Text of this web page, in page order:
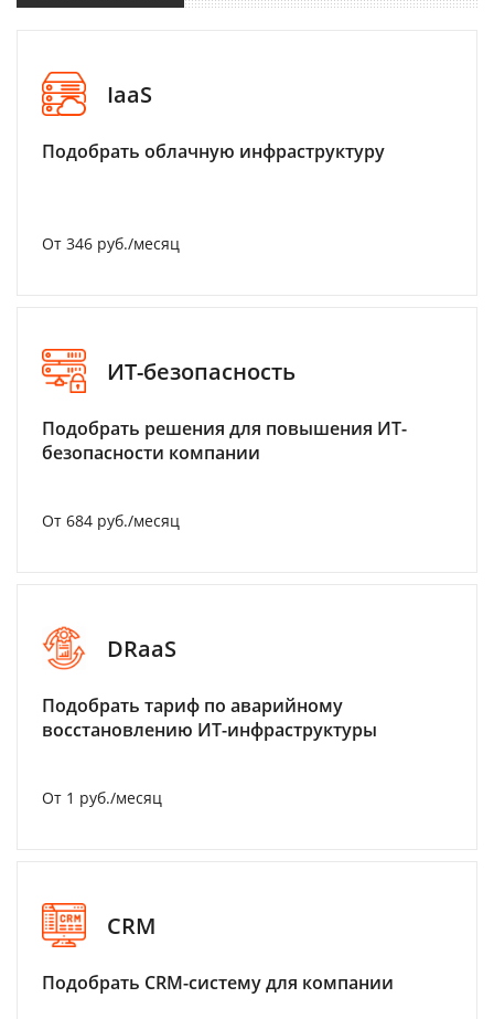
IaaS
Подобрать облачную инфраструктуру
От 346 руб./месяц
ИТ-безопасность
Подобрать решения для повышения ИТ-
безопасности компании
От 684 руб./месяц
DRaaS
Подобрать тариф по аварийному
восстановлению ИТ-инфраструктуры
От 1 руб./месяц
CRM
Подобрать CRM-систему для компании